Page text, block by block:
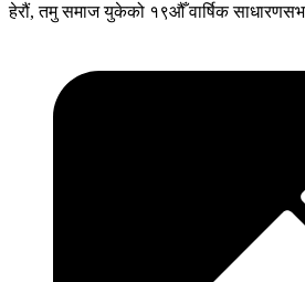
हेरौं, तमु समाज युकेको १९औँ वार्षिक